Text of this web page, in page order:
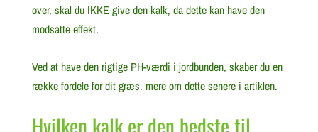
over, skal du IKKE give den kalk, da dette kan have den
modsatte effekt.
Ved at have den rigtige PH-værdi i jordbunden, skaber du en
række fordele for dit græs. mere om dette senere i artiklen.
Hvilken kalk er den bedste til